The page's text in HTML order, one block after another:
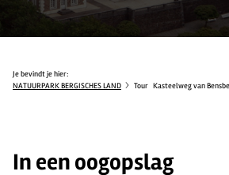
Je bevindt je hier:
NATUURPARK BERGISCHES LAND
Tour Kasteelweg van
In een oogopslag